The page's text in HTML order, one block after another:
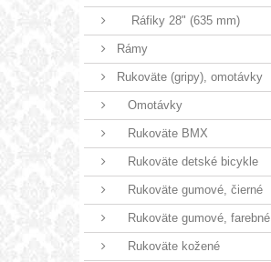
Ráfiky 28" (635 mm)
Rámy
Rukoväte (gripy), omotávky
Omotávky
Rukoväte BMX
Rukoväte detské bicykle
Rukoväte gumové, čierné
Rukoväte gumové, farebné
Rukoväte kožené